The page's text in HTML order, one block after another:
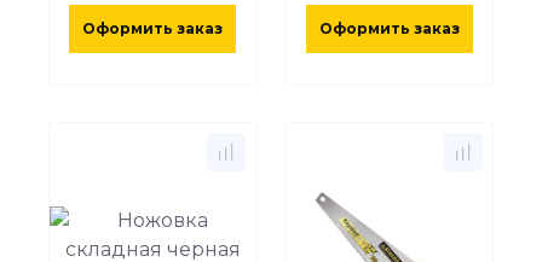
Оформить заказ Оформить заказ